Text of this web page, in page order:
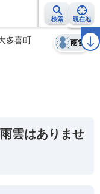
検索 現在地
注意報 2週間天気 ラ
多喜町 雨雪
天気 台風
雲はありませ